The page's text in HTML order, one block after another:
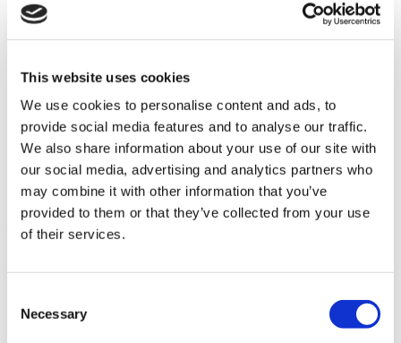
This website uses cookies
We use cookies to personalise content and ads, to
provide social media features and to analyse our traffic.
We also share information about your use of our site with
our social media, advertising and analytics partners who
may combine it with other information that you’ve
provided to them or that they’ve collected from your use
of their services.
Selection
Necessary
Trattamento del Cancro Ovarico
Si prega di richiedere
Si prega di richiedere
Trattamento del Cancro alla Prostata Si prega di richiedere
Trattamento del Cancro Vaginale
Trattamento Gamma Knife Si prega di richiedere
Trattamento CyberKnife Si prega di richiedere
Oncologia
Si prega di richiedere
Truebeam Si prega di richiedere
Tomoterapia Si prega di richiedere
Trattamento del Tumore Cerebrale Si prega di richiedere
Mostra Altro +
Servizi
Consultazione medica online